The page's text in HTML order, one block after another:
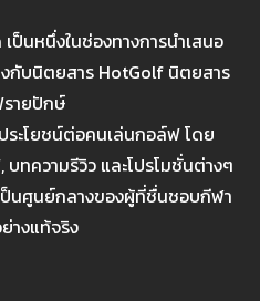
ป็นหนึ่งในช่องทางการนำเสนอ
งกับนิตยสาร HotGolf นิตยสาร
ายปักษ์
ระโยชน์ต่อคนเล่นกอล์ฟ โดย
ทความรีวิว และโปรโมชั่นต่างๆ
ป็นศูนย์กลางของผู้ที่ชื่นชอบกีฬา
างแท้จริง